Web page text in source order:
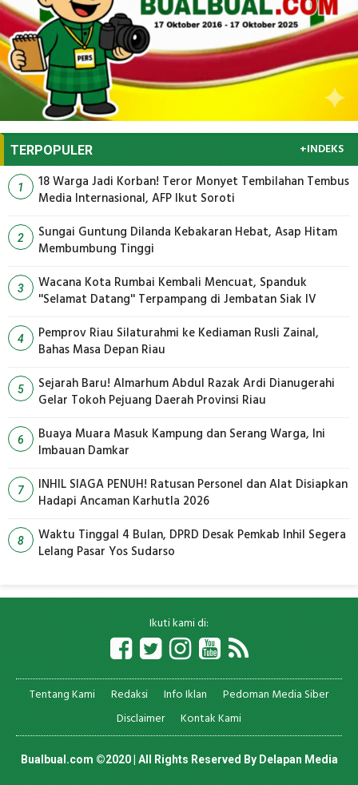
TERPOPULER +INDEKS
1
18 Warga Jadi Korban! Teror Monyet Tembilahan Tembus
Media Internasional, AFP Ikut Soroti
2
Sungai Guntung Dilanda Kebakaran Hebat, Asap Hitam
Membumbung Tinggi
3
Wacana Kota Rumbai Kembali Mencuat, Spanduk
''Selamat Datang'' Terpampang di Jembatan Siak IV
4
Pemprov Riau Silaturahmi ke Kediaman Rusli Zainal,
Bahas Masa Depan Riau
5
Sejarah Baru! Almarhum Abdul Razak Ardi Dianugerahi
Gelar Tokoh Pejuang Daerah Provinsi Riau
6
Buaya Muara Masuk Kampung dan Serang Warga, Ini
Imbauan Damkar
7
INHIL SIAGA PENUH! Ratusan Personel dan Alat Disiapkan
Hadapi Ancaman Karhutla 2026
8
Waktu Tinggal 4 Bulan, DPRD Desak Pemkab Inhil Segera
Lelang Pasar Yos Sudarso
Ikuti kami di:
Tentang Kami Redaksi Info Iklan
Pedoman Media Siber
Disclaimer
Kontak Kami
Bualbual.com ©2020 | All Rights Reserved ByDelapan Media